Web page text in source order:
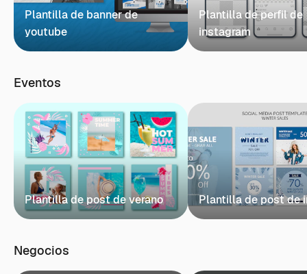
Plantilla de banner de
youtube
Plantilla de perfil de
instagram
Eventos
Plantilla de post de verano Plantilla de post de
Negocios